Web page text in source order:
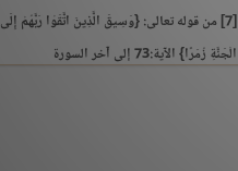
[7] من قوله تعالى: {وَسِيقَ الَّذِينَ اتَّقَوْا رَبَّهُمْ إِلَى
الْجَنَّةِ زُمَرًا} الآية:73 إلى آخر السورة